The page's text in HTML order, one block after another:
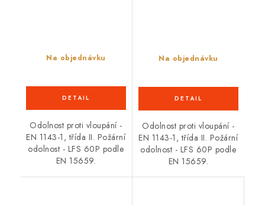
Na objednávku
Odolnost proti vloupání -
EN 1143-1, třída II. Požární
odolnost - LFS 60P podle
EN 15659.
Na objednávku
Odolnost proti vloupání -
EN 1143-1, třída II. Požární
odolnost - LFS 60P podle
EN 15659.